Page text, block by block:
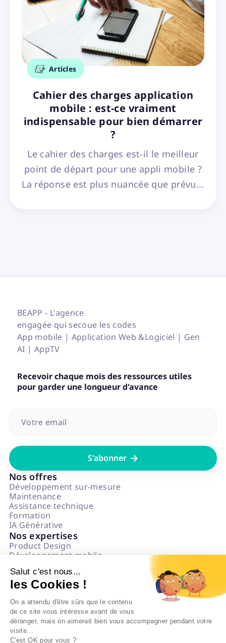
Salut c'est nous...
les Cookies !
On a attendu d'être sûrs que le contenu
de ce site vous intéresse avant de vous
déranger, mais on aimerait bien vous accompagner pendant votre
visite...
C'est OK pour vous ?
Articles
Cahier des charges application
mobile : est-ce vraiment
indispensable pour bien démarrer
?
Le cahier des charges est-il le meilleur
point de départ pour une appli mobile ?
La réponse est plus nuancée que prévu...
BEAPP - L'agence
engagée qui secoue les codes
App mobile | Application Web &Logiciel | Gen
AI | AppTV
Recevoir chaque mois des ressources utiles
pour garder une longueur d'avance

Nos offres
Développement sur-mesure
Maintenance
Assistance technique
Formation
IA Générative
Nos expertises
Product Design
Développement mobile
Data & IA
Numérique Responsable
L'agence
Notre état d'esprit
Politique impact
On recrute